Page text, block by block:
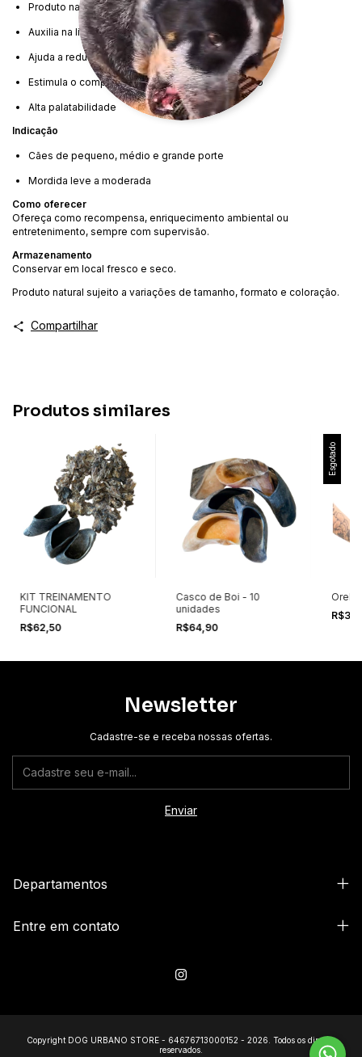
Produto natural e seguro
Auxilia na limpeza dos dentes
Ajuda a reduzir o estresse e a ansiedade
Estimula o comportamento natural de mastigação
Alta palatabilidade
Indicação
Cães de pequeno, médio e grande porte
Mordida leve a moderada
Como oferecer
Ofereça como recompensa, enriquecimento ambiental ou
entretenimento, sempre com supervisão.
Armazenamento
Conservar em local fresco e seco.
Produto natural sujeito a variações de tamanho, formato e coloração.
Compartilhar
Produtos similares
KIT TREINAMENTO
FUNCIONAL
R$62,50
Casco de Boi - 10
unidades
R$64,90
Esgotado
Newsletter
Cadastre-se e receba nossas ofertas.
Departamentos
Entre em contato
Copyright DOG URBANO STORE - 64676713000152 - 2026. Todos os direitos
reservados.